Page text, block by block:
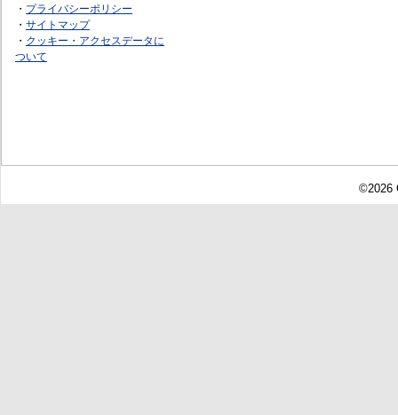
・ プライバシーポリシー
・ サイトマップ
・ クッキー・アクセスデータに
ついて
©2026